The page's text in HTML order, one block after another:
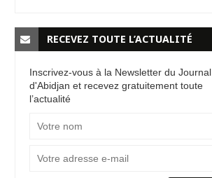
RECEVEZ TOUTE L’ACTUALITÉ
Inscrivez-vous à la Newsletter du Journal
d'Abidjan et recevez gratuitement toute
l’actualité